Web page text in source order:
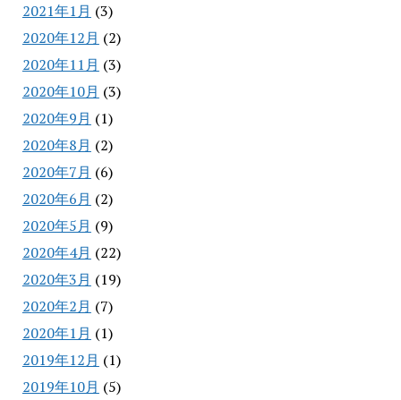
2021年1月 (3)
2020年12月 (2)
2020年11月 (3)
2020年10月 (3)
2020年9月 (1)
2020年8月 (2)
2020年7月 (6)
2020年6月 (2)
2020年5月 (9)
2020年4月 (22)
2020年3月 (19)
2020年2月 (7)
2020年1月 (1)
2019年12月 (1)
2019年10月 (5)